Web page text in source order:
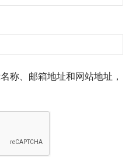
称、邮箱地址和网站地址，